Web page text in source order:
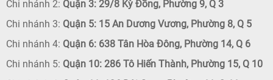
Chi nhánh 2: Quận 3: 29/8 Kỳ Đồng, Phường 9, Q 3
Chi nhánh 3: Quận 5: 15 An Dương Vương, Phường 8, Q 5
Chi nhánh 4: Quận 6: 638 Tân Hòa Đông, Phường 14, Q 6
Chi nhánh 5: Quận 10: 286 Tô Hiến Thành, Phường 15, Q 10